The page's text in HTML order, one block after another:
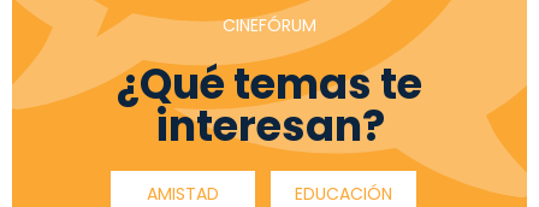
CINEFÓRUM
¿Qué temas te
interesan?
AMISTAD EDUCACIÓN